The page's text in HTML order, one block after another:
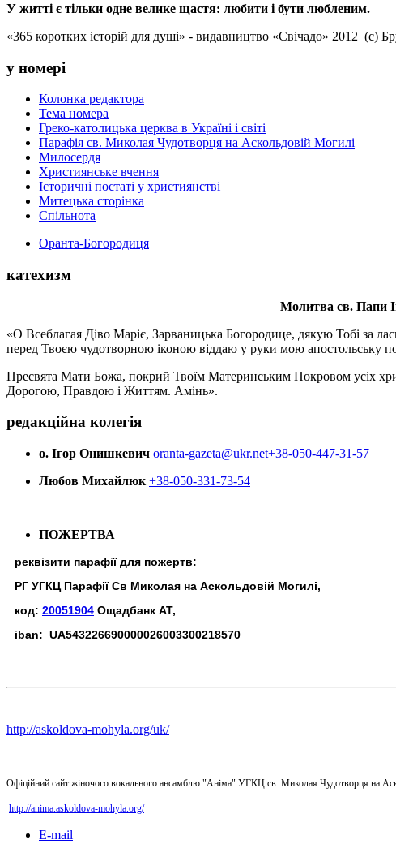
У житті є тільки одне велике щастя: любити і бути любленим.
«365 коротких історій для душі» - видавництво «Свічадо» 2012 (с)
у номері
Колонка редактора
Тема номера
Греко-католицька церква в Україні і світі
Парафія св. Миколая Чудотворця на Аскольдовій Могилі
Милосердя
Християнське вчення
Історичні постаті у християнстві
Митецька сторінка
Спільнота
Оранта-Богородиця
катехизм
Молитва св. Папи
«О Всеблагая Діво Маріє, Зарваницька Богородице, дякую Тобі за
перед Твоєю чудотворною іконою віддаю у руки мою апостольську
Пресвята Мати Божа, покрий Твоїм Материнським Покровом усіх
Дорогою, Правдою і Життям. Амінь».
редакційна колегія
о. Ігор Онишкевич oranta-gazeta@ukr.net+38-050-447-31-57
Любов Михайлюк +38-050-331-73-54
ПОЖЕРТВА
реквізити парафії для пожертв:
РГ УГКЦ Парафії Св Миколая на Аскольдовій Могилі,
код: 20051904 Ощадбанк АТ,
iban: UA543226690000026003300218570
http://askoldova-mohyla.org/uk/
Офіційний сайт жіночого вокального ансамблю "Аніма" УГКЦ св. Миколая Чудотворця на
http://anima.askoldova-mohyla.org/
E-mail